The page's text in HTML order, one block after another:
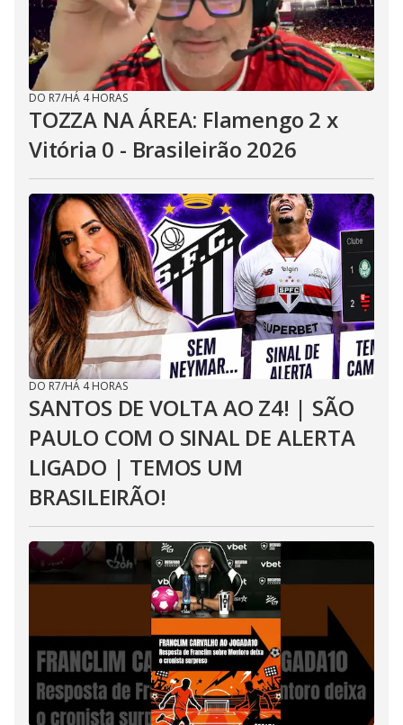
DO R7/HÁ 4 HORAS
TOZZA NA ÁREA: Flamengo 2 x
Vitória 0 - Brasileirão 2026
DO R7/HÁ 4 HORAS
SANTOS DE VOLTA AO Z4! | SÃO
PAULO COM O SINAL DE ALERTA
LIGADO | TEMOS UM
BRASILEIRÃO!